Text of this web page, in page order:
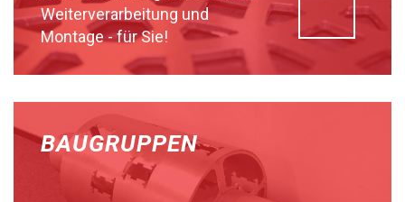
Weiterverarbeitung und
Montage - für Sie!
BAUGRUPPEN